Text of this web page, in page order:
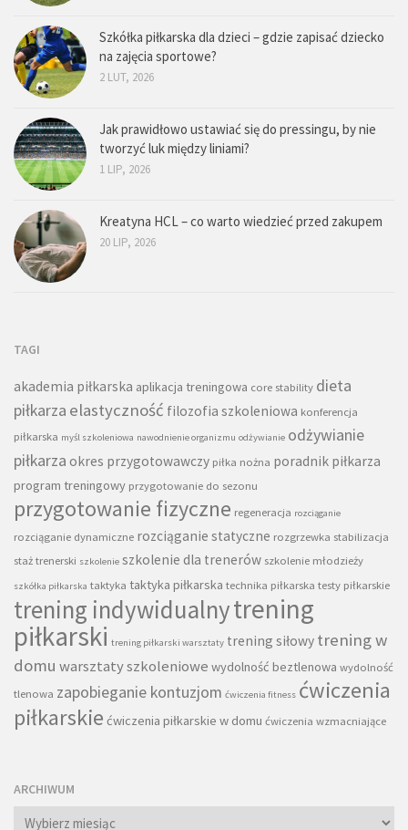
Szkółka piłkarska dla dzieci – gdzie zapisać dziecko
na zajęcia sportowe?
2 LUT, 2026
Jak prawidłowo ustawiać się do pressingu, by nie
tworzyć luk między liniami?
1 LIP, 2026
Kreatyna HCL – co warto wiedzieć przed zakupem
20 LIP, 2026
TAGI
akademia piłkarska aplikacja treningowa core stability dieta
piłkarza elastyczność filozofia szkoleniowa konferencja
piłkarska myśl szkoleniowa nawodnienie organizmu odżywianie odżywianie
piłkarza okres przygotowawczy piłka nożna poradnik piłkarza
program treningowy przygotowanie do sezonu
przygotowanie fizyczne regeneracja rozciąganie
rozciąganie dynamiczne rozciąganie statyczne rozgrzewka stabilizacja
staż trenerski szkolenie szkolenie dla trenerów szkolenie młodzieży
szkółka piłkarska taktyka taktyka piłkarska technika piłkarska testy piłkarskie
trening indywidualnytrening
piłkarski trening piłkarski warsztaty trening siłowy trening w
domu warsztaty szkoleniowe wydolność beztlenowa wydolność
tlenowa zapobieganie kontuzjom ćwiczenia fitness ćwiczenia
piłkarskie ćwiczenia piłkarskie w domu ćwiczenia wzmacniające
ARCHIWUM
Archiwum